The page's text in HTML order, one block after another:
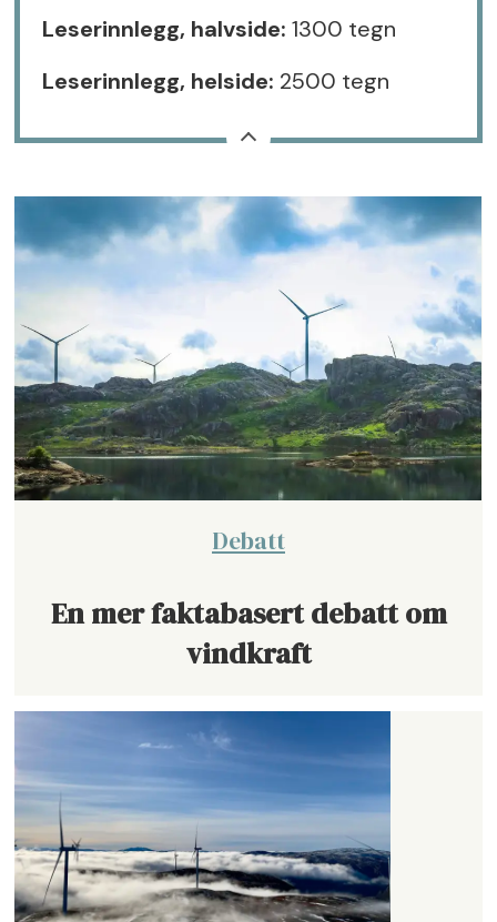
Leserinnlegg, halvside:1300 tegn
Leserinnlegg, helside: 2500 tegn
Debatt
En mer faktabasert debatt om
vindkraft